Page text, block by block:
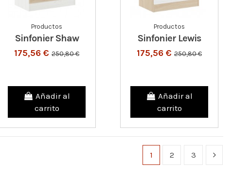
Productos
Sinfonier Shaw
175,56 € 250,80 €
Añadir al
carrito
Productos
Sinfonier Lewis
175,56 € 250,80 €
Añadir al
carrito
1 2 3